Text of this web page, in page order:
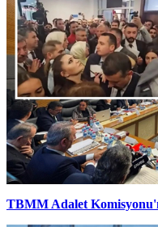
TBMM Adalet